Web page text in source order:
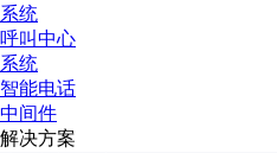
系统
呼叫中心
系统
智能电话
中间件
解决方案